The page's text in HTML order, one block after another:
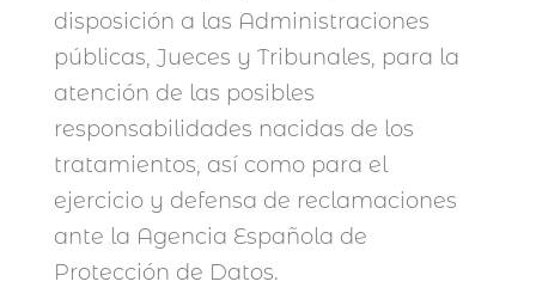
disposición a las Administraciones
públicas, Jueces y Tribunales, para la
atención de las posibles
responsabilidades nacidas de los
tratamientos, así como para el
ejercicio y defensa de reclamaciones
ante la Agencia Española de
Protección de Datos.